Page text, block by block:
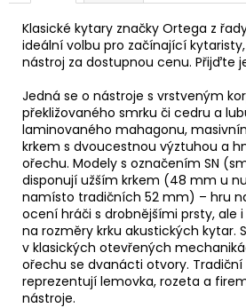
Klasické kytary značky Ortega z
ideální volbu pro začínající
nástroj za dostupnou cenu. Přijďte
Jedná se o nástroje s vrstveným
překližovaného smrku či cedru a
laminovaného mahagonu,
krkem s dvoucestnou výztuhou a
ořechu. Modely s označením SN
disponují užším krkem (48 mm u
namísto tradičních 52 mm) – hru
ocení hráči s drobnějšími prsty, ale
na rozměry krku akustických kytar.
v klasických otevřených
ořechu se dvanácti otvory. Tradiční
reprezentují lemovka, rozeta a
nástroje.
CDP
S110BK
BEZ
DIGITÁLNÍ
PIANO
8
690
Kč